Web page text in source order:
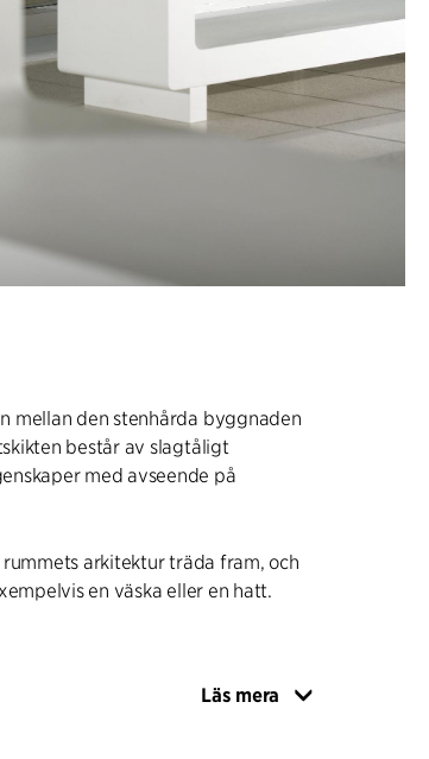
mellan den stenhårda byggnaden
består av slagtåligt
med avseende på
arkitektur träda fram, och
en väska eller en hatt.
Läs mera